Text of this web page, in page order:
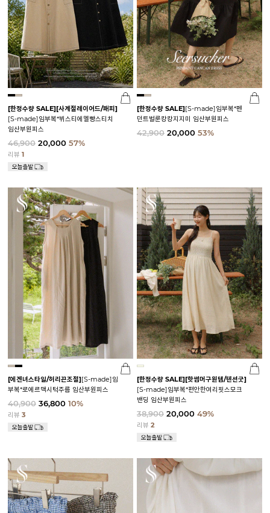
[한정수량 SALE][사계절레이어드/패피]
[S-made]임부복*뷔스티에멜빵스티치
임산부원피스
46,900 20,000 57%
리뷰 1
[한정수량 SALE][S-made]임부복*펜
던트벌룬캉캉지지미 임산부원피스
42,900 20,000 53%
[에겐녀스타일/허리끈조절][S-made]임
부복*로에르맥시턱주름 임산부원피스
40,900 36,800 10%
리뷰 3
[한정수량 SALE][핫썸머구원템/텐션굿]
[S-made]임부복*편안한여리핏스모크
밴딩 임산부원피스
38,900 20,000 49%
리뷰 2